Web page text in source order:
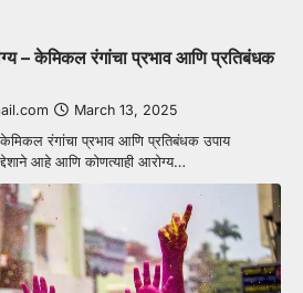
– केमिकल रंगांचा प्रभाव आणि प्रतिबंधक
March 13, 2025
रंगांचा प्रभाव आणि प्रतिबंधक उपाय
आहे आणि कोणत्याही आरोग्य…